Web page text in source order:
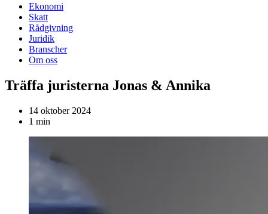
Ekonomi
Skatt
Rådgivning
Juridik
Branscher
Om oss
Träffa juristerna Jonas & Annika
14 oktober 2024
1 min